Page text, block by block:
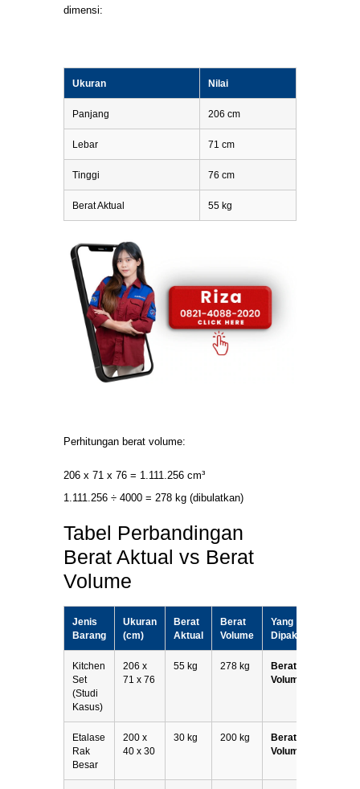
dimensi:
Ukuran Nilai
Panjang 206 cm
Lebar 71 cm
Tinggi 76 cm
Berat Aktual 55 kg
Perhitungan berat volume:
206 x 71 x 76 = 1.111.256 cm³
1.111.256 ÷ 4000 = 278 kg (dibulatkan)
Tabel Perbandingan
Berat Aktual vs Berat
Volume
Jenis
Barang
Ukuran
(cm)
Berat
Aktual
Berat
Volume
Yang
Dipakai
Kitchen
Set
(Studi
Kasus)
206 x
71 x 76
55 kg 278 kg
Berat
Volume
Etalase
Rak
Besar
200 x
40 x 30
30 kg 200 kg
Berat
Volume